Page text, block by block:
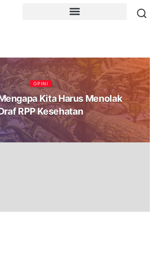
OPINI
Kita Harus Menolak
RPP Kesehatan